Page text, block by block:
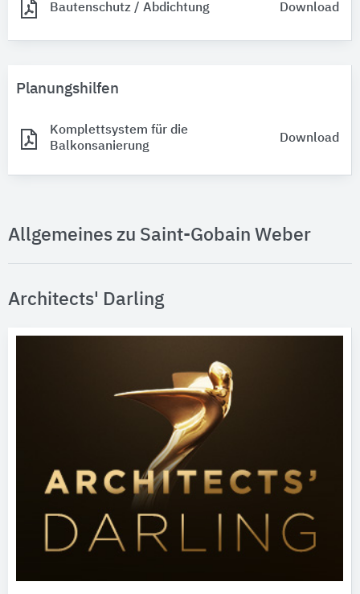
Bautenschutz / Abdichtung Download
Planungshilfen
Komplettsystem für die
Balkonsanierung
Download
Allgemeines zu Saint-Gobain Weber
Architects' Darling